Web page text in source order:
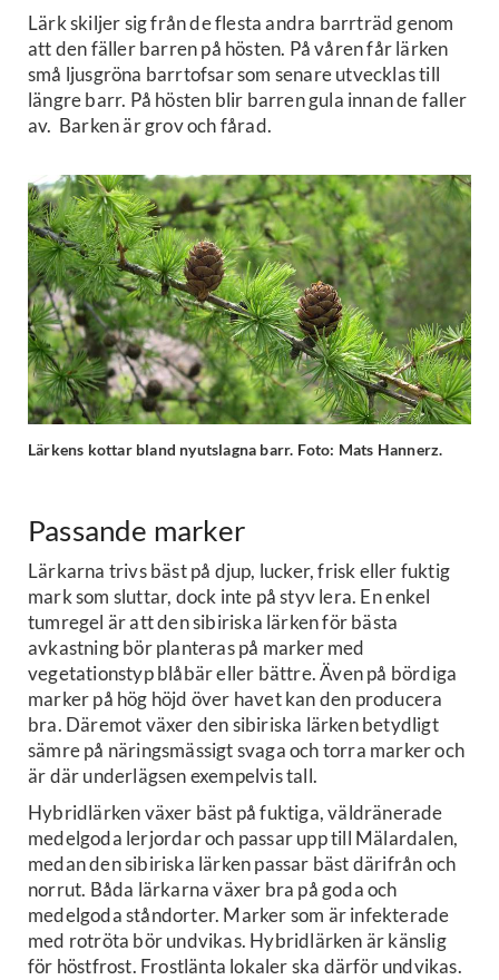
Lärk skiljer sig från de flesta andra barrträd genom
att den fäller barren på hösten. På våren får lärken
små ljusgröna barrtofsar som senare utvecklas till
längre barr. På hösten blir barren gula innan de faller
av. Barken är grov och fårad.
Lärkens kottar bland nyutslagna barr. Foto: Mats Hannerz.
Passande marker
Lärkarna trivs bäst på djup, lucker, frisk eller fuktig
mark som sluttar, dock inte på styv lera. En enkel
tumregel är att den sibiriska lärken för bästa
avkastning bör planteras på marker med
vegetationstyp blåbär eller bättre. Även på bördiga
marker på hög höjd över havet kan den producera
bra. Däremot växer den sibiriska lärken betydligt
sämre på näringsmässigt svaga och torra marker och
är där underlägsen exempelvis tall.
Hybridlärken växer bäst på fuktiga, väldränerade
medelgoda lerjordar och passar upp till Mälardalen,
medan den sibiriska lärken passar bäst därifrån och
norrut. Båda lärkarna växer bra på goda och
medelgoda ståndorter. Marker som är infekterade
med rotröta bör undvikas. Hybridlärken är känslig
för höstfrost. Frostlänta lokaler ska därför undvikas.